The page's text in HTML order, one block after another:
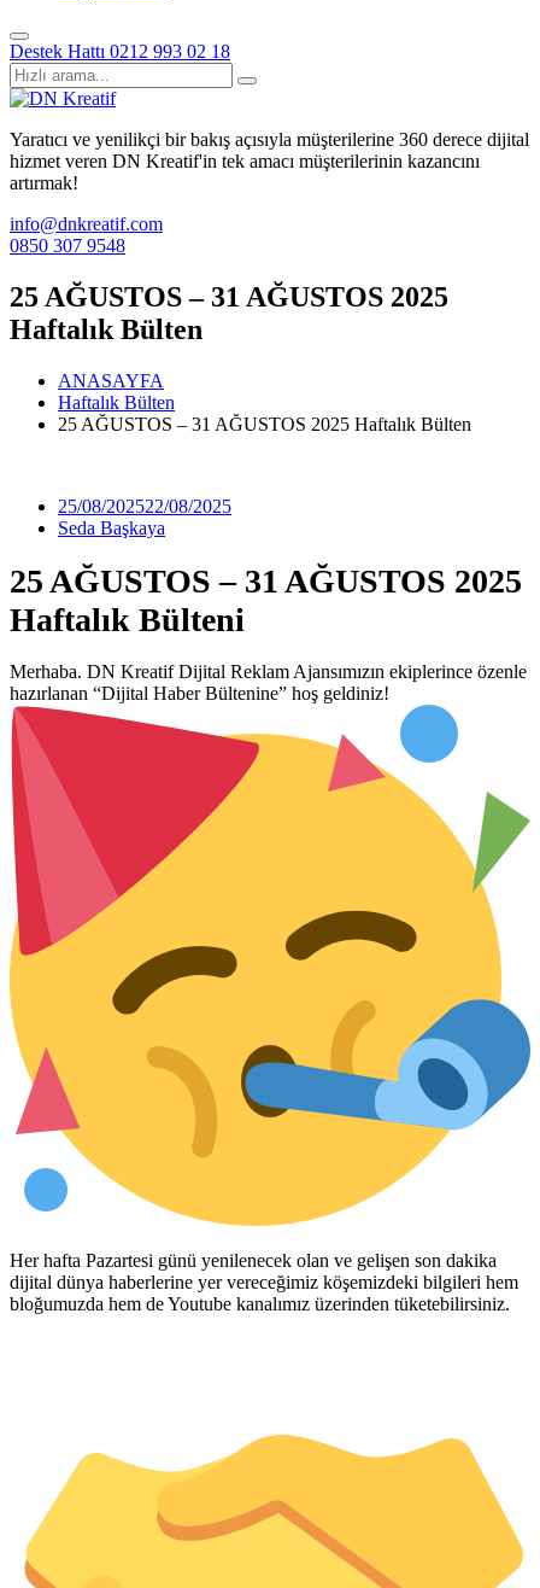
Destek Hattı 0212 993 02 18
Yaratıcı ve yenilikçi bir bakış açısıyla müşterilerine 360 derece dijital
hizmet veren DN Kreatif'in tek amacı müşterilerinin kazancını
artırmak!
info@dnkreatif.com
0850 307 9548
25 AĞUSTOS – 31 AĞUSTOS 2025
Haftalık Bülten
ANASAYFA
Haftalık Bülten
25 AĞUSTOS – 31 AĞUSTOS 2025 Haftalık Bülten
25/08/202522/08/2025
Seda Başkaya
25 AĞUSTOS – 31 AĞUSTOS 2025
Haftalık Bülteni
Merhaba. DN Kreatif Dijital Reklam Ajansımızın ekiplerince özenle
hazırlanan “Dijital Haber Bültenine” hoş geldiniz!
Her hafta Pazartesi günü yenilenecek olan ve gelişen son dakika
dijital dünya haberlerine yer vereceğimiz köşemizdeki bilgileri hem
bloğumuzda hem de Youtube kanalımız üzerinden tüketebilirsiniz.